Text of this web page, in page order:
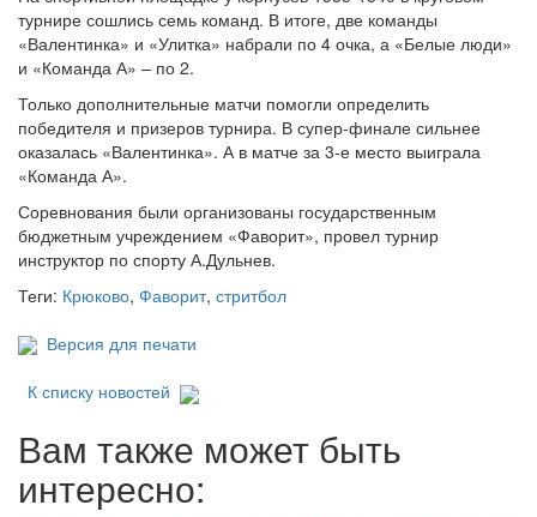
турнире сошлись семь команд. В итоге, две команды
«Валентинка» и «Улитка» набрали по 4 очка, а «Белые люди»
и «Команда А» – по 2.
Только дополнительные матчи помогли определить
победителя и призеров турнира. В супер-финале сильнее
оказалась «Валентинка». А в матче за 3-е место выиграла
«Команда А».
Соревнования были организованы государственным
бюджетным учреждением «Фаворит», провел турнир
инструктор по спорту А.Дульнев.
Теги: Крюково, Фаворит, стритбол
Версия для печати
К списку новостей
Вам также может быть
интересно: